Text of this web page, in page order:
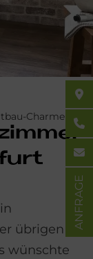
Charme
übrigen
wünschte
ANFRAGE